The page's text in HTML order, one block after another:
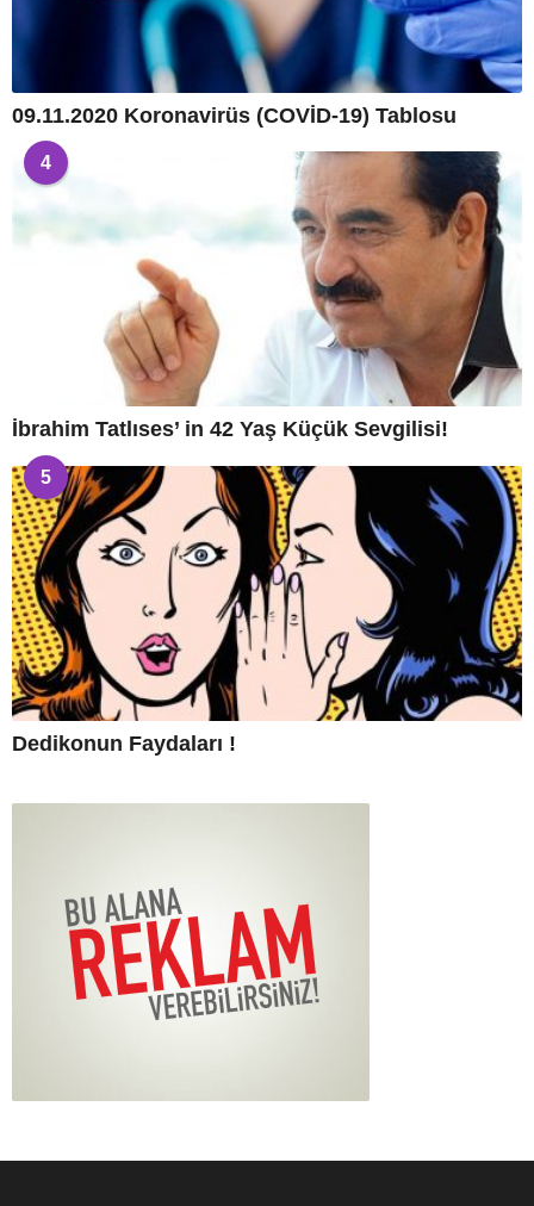
09.11.2020 Koronavirüs (COVİD-19) Tablosu
4
İbrahim Tatlıses’ in 42 Yaş Küçük Sevgilisi!
5
Dedikonun Faydaları !